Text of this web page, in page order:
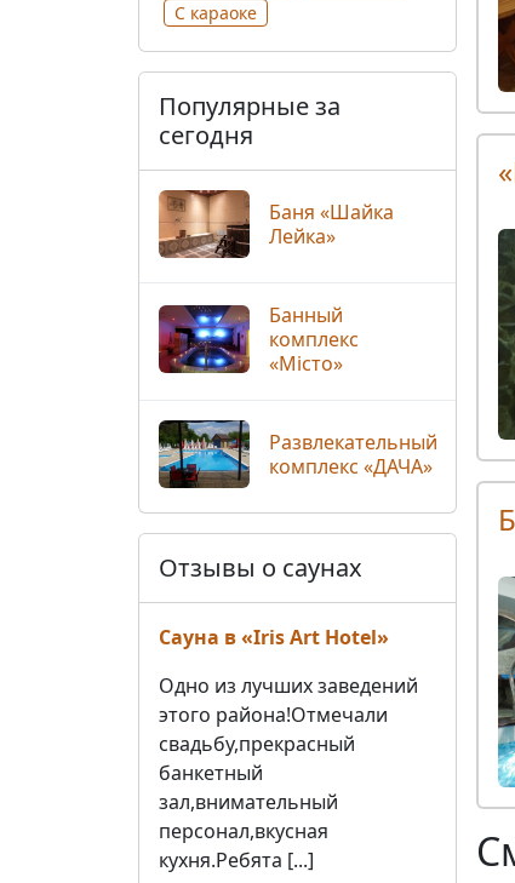
С караоке
Популярные за
сегодня
Баня «Шайка
Лейка»
Банный
комплекс
«Місто»
Развлекательный
комплекс «ДАЧА»
Отзывы о саунах
Сауна в «Iris Art Hotel»
Одно из лучших заведений
этого района!Отмечали
свадьбу,прекрасный
банкетный
зал,внимательный
персонал,вкусная
кухня.Ребята [...]